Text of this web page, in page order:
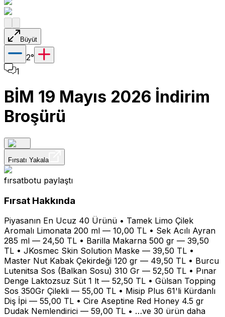
Büyüt
2°
1
BİM 19 Mayıs 2026 İndirim
Broşürü
Fırsatı Yakala
fırsatbotu paylaştı
Fırsat Hakkında
Piyasanın En Ucuz 40 Ürünü • Tamek Limo Çilek
Aromalı Limonata 200 ml — 10,00 TL • Sek Acılı Ayran
285 ml — 24,50 TL • Barilla Makarna 500 gr — 39,50
TL • JKosmec Skin Solution Maske — 39,50 TL •
Master Nut Kabak Çekirdeği 120 gr — 49,50 TL • Burcu
Lutenitsa Sos (Balkan Sosu) 310 Gr — 52,50 TL • Pınar
Denge Laktozsuz Süt 1 lt — 52,50 TL • Gülsan Topping
Sos 350Gr Çilekli — 55,00 TL • Misip Plus 61'li Kürdanlı
Diş İpi — 55,00 TL • Cire Aseptine Red Honey 4.5 gr
Dudak Nemlendirici — 59,00 TL • …ve 30 ürün daha